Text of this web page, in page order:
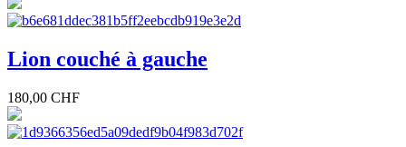
Lion couché à gauche
180,00 CHF